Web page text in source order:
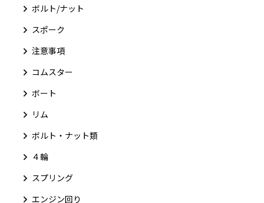
ボルト/ナット
スポーク
注意事項
コムスター
ボート
リム
ボルト・ナット類
４輪
スプリング
エンジン回り